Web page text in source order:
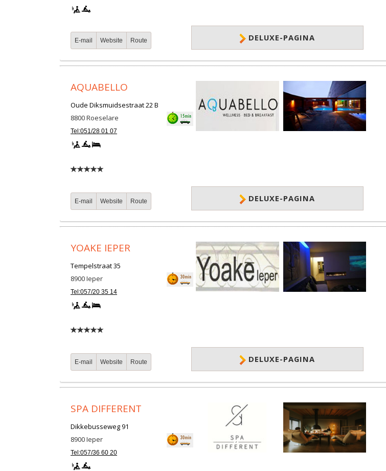
E-mail Website Route DELUXE-PAGINA
AQUABELLO
Oude Diksmuidsestraat 22 B
8800Roeselare
Tel:051/28 01 07
E-mail Website Route DELUXE-PAGINA
YOAKE IEPER
Tempelstraat 35
8900Ieper
Tel:057/20 35 14
E-mail Website Route DELUXE-PAGINA
SPA DIFFERENT
Dikkebusseweg 91
8900Ieper
Tel:057/36 60 20